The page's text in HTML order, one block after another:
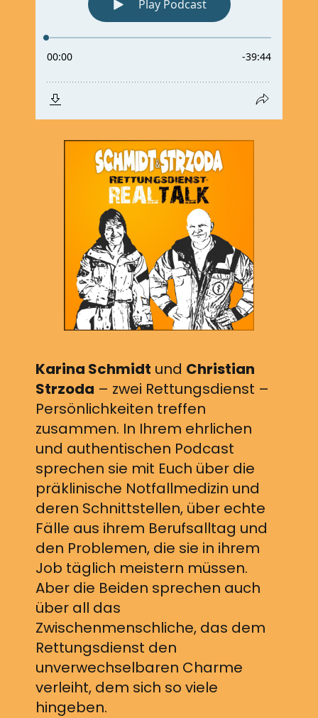
Karina Schmidt und Christian
Strzoda – zwei Rettungsdienst –
Persönlichkeiten treffen
zusammen. In Ihrem ehrlichen
und authentischen Podcast
sprechen sie mit Euch über die
präklinische Notfallmedizin und
deren Schnittstellen, über echte
Fälle aus ihrem Berufsalltag und
den Problemen, die sie in ihrem
Job täglich meistern müssen.
Aber die Beiden sprechen auch
über all das
Zwischenmenschliche, das dem
Rettungsdienst den
unverwechselbaren Charme
verleiht, dem sich so viele
hingeben.